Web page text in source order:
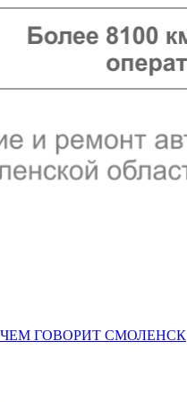
ГОВОРИТ СМОЛЕНСК